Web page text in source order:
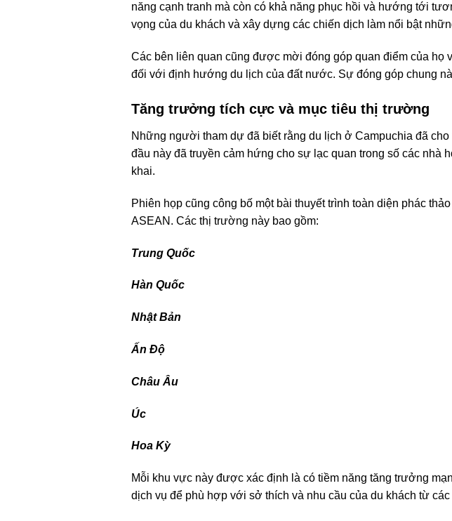
năng cạnh tranh mà còn có khả năng phục hồi và hướng tới
vọng của du khách và xây dựng các chiến dịch làm nổi bật
Các bên liên quan cũng được mời đóng góp quan điểm của họ
đối với định hướng du lịch của đất nước. Sự đóng góp chung
Tăng trưởng tích cực và mục tiêu thị trường
Những người tham dự đã biết rằng du lịch ở Campuchia đã
đầu này đã truyền cảm hứng cho sự lạc quan trong số các
khai.
Phiên họp cũng công bố một bài thuyết trình toàn diện phác
ASEAN. Các thị trường này bao gồm:
Trung Quốc
Hàn Quốc
Nhật Bản
Ấn Độ
Châu Âu
Úc
Hoa Kỳ
Mỗi khu vực này được xác định là có tiềm năng tăng trưởng
dịch vụ để phù hợp với sở thích và nhu cầu của du khách từ các